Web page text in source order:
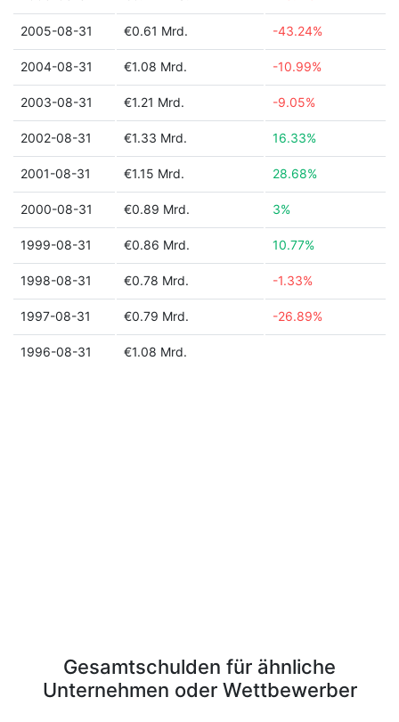
2005-08-31 €0.61 Mrd. -43.24%
2004-08-31 €1.08 Mrd. -10.99%
2003-08-31 €1.21 Mrd. -9.05%
2002-08-31 €1.33 Mrd. 16.33%
2001-08-31 €1.15 Mrd. 28.68%
2000-08-31 €0.89 Mrd. 3%
1999-08-31 €0.86 Mrd. 10.77%
1998-08-31 €0.78 Mrd. -1.33%
1997-08-31 €0.79 Mrd. -26.89%
1996-08-31 €1.08 Mrd.
Gesamtschulden für ähnliche
Unternehmen oder Wettbewerber